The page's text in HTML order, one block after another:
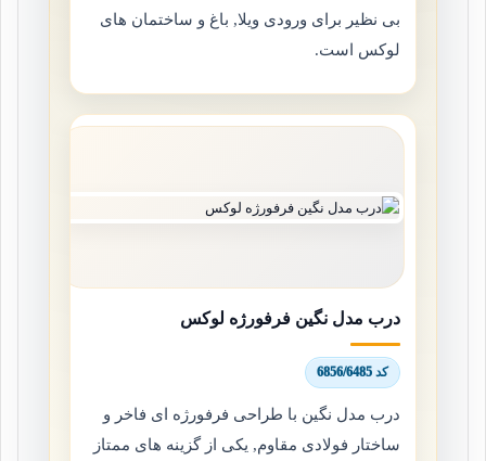
بی نظیر برای ورودی ویلا, باغ و ساختمان های
لوکس است.
درب مدل نگین فرفورژه لوکس
کد 6856/6485
درب مدل نگین با طراحی فرفورژه ای فاخر و
ساختار فولادی مقاوم, یکی از گزینه های ممتاز